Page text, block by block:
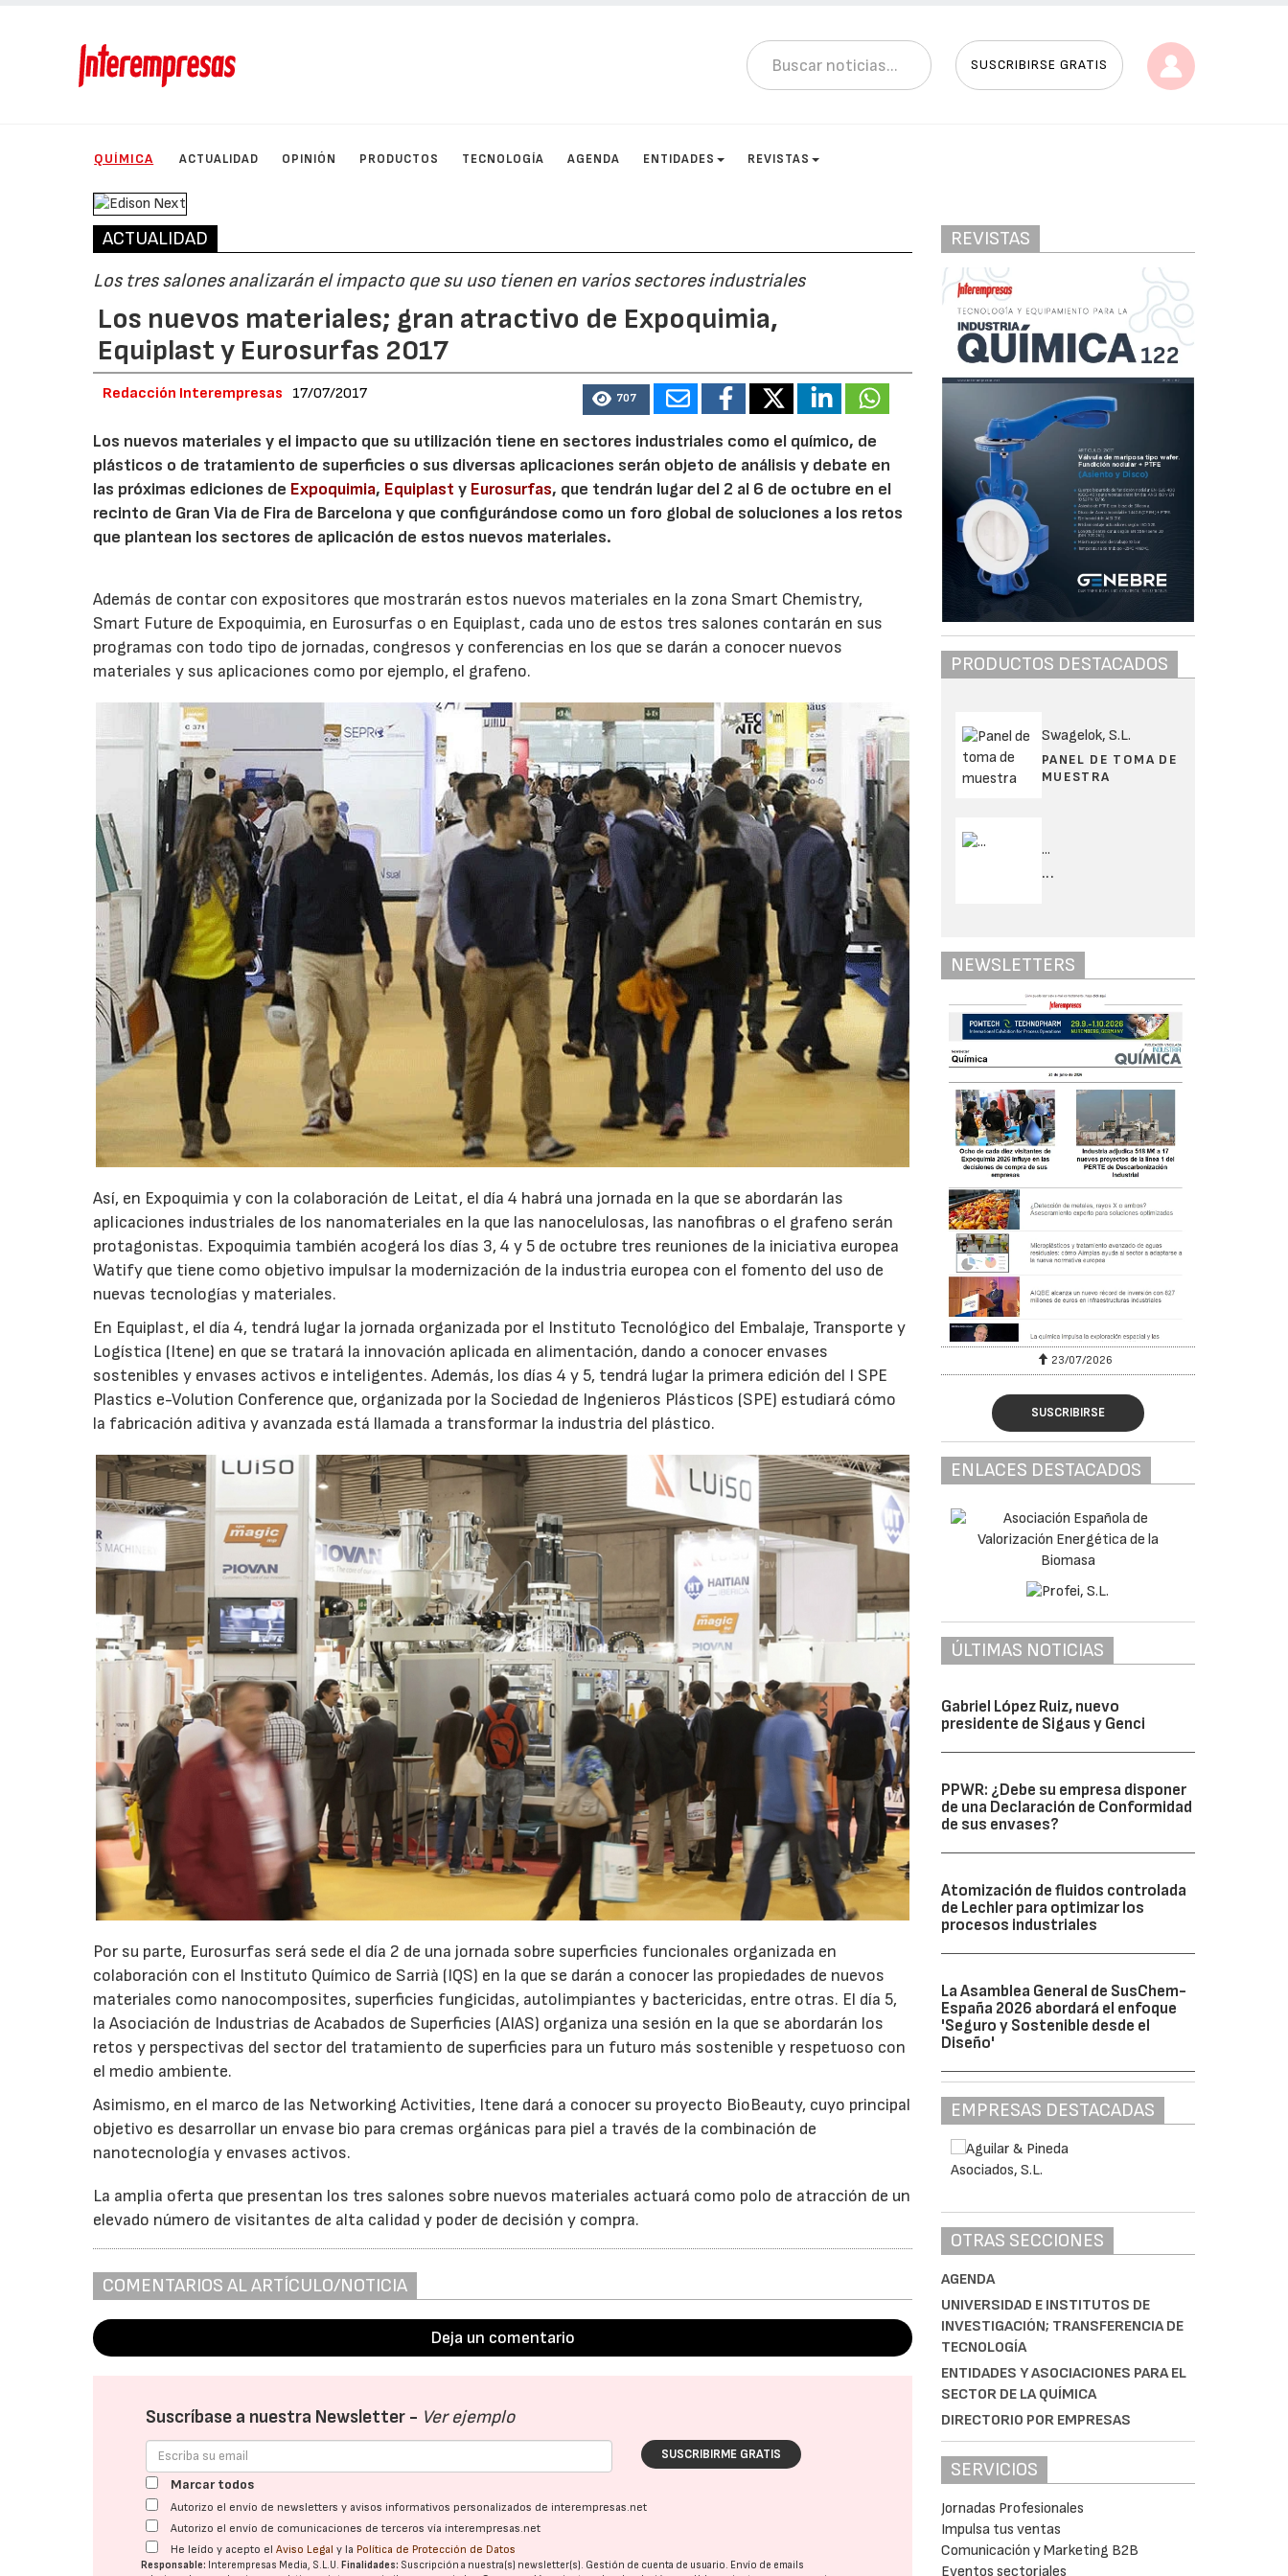
SUSCRIBIRSE GRATIS
QUÍMICA ACTUALIDAD OPINIÓN PRODUCTOS TECNOLOGÍA AGENDA ENTIDADES REVISTAS
ACTUALIDAD
Los tres salones analizarán el impacto que su uso tienen en varios sectores industriales
Los nuevos materiales; gran atractivo de Expoquimia,
Equiplast y Eurosurfas 2017
Redacción Interempresas 17/07/2017 707
Los nuevos materiales y el impacto que su utilización tiene en sectores industriales como el químico, de
plásticos o de tratamiento de superficies o sus diversas aplicaciones serán objeto de análisis y debate en
las próximas ediciones de Expoquimia, Equiplasty Eurosurfas, que tendrán lugar del 2 al 6 de octubre en el
recinto de Gran Via de Fira de Barcelona y que configurándose como un foro global de soluciones a los retos
que plantean los sectores de aplicación de estos nuevos materiales.
Además de contar con expositores que mostrarán estos nuevos materiales en la zona Smart Chemistry,
Smart Future de Expoquimia, en Eurosurfas o en Equiplast, cada uno de estos tres salones contarán en sus
programas con todo tipo de jornadas, congresos y conferencias en los que se darán a conocer nuevos
materiales y sus aplicaciones como por ejemplo, el grafeno.
Así, en Expoquimia y con la colaboración de Leitat, el día 4 habrá una jornada en la que se abordarán las
aplicaciones industriales de los nanomateriales en la que las nanocelulosas, las nanofibras o el grafeno serán
protagonistas. Expoquimia también acogerá los días 3, 4 y 5 de octubre tres reuniones de la iniciativa europea
Watify que tiene como objetivo impulsar la modernización de la industria europea con el fomento del uso de
nuevas tecnologías y materiales.
En Equiplast, el día 4, tendrá lugar la jornada organizada por el Instituto Tecnológico del Embalaje, Transporte y
Logística (Itene) en que se tratará la innovación aplicada en alimentación, dando a conocer envases
sostenibles y envases activos e inteligentes. Además, los días 4 y 5, tendrá lugar la primera edición del I SPE
Plastics e-Volution Conference que, organizada por la Sociedad de Ingenieros Plásticos (SPE) estudiará cómo
la fabricación aditiva y avanzada está llamada a transformar la industria del plástico.
Por su parte, Eurosurfas será sede el día 2 de una jornada sobre superficies funcionales organizada en
colaboración con el Instituto Químico de Sarrià (IQS) en la que se darán a conocer las propiedades de nuevos
materiales como nanocomposites, superficies fungicidas, autolimpiantes y bactericidas, entre otras. El día 5,
la Asociación de Industrias de Acabados de Superficies (AIAS) organiza una sesión en la que se abordarán los
retos y perspectivas del sector del tratamiento de superficies para un futuro más sostenible y respetuoso con
el medio ambiente.
Asimismo, en el marco de las Networking Activities, Itene dará a conocer su proyecto BioBeauty, cuyo principal
objetivo es desarrollar un envase bio para cremas orgánicas para piel a través de la combinación de
nanotecnología y envases activos.
La amplia oferta que presentan los tres salones sobre nuevos materiales actuará como polo de atracción de un
elevado número de visitantes de alta calidad y poder de decisión y compra.
COMENTARIOS AL ARTÍCULO/NOTICIA
Deja un comentario
Suscríbase a nuestra Newsletter - Ver ejemplo
SUSCRIBIRME GRATIS
Marcar todos
Autorizo el envío de newsletters y avisos informativos personalizados de interempresas.net
Autorizo el envío de comunicaciones de terceros vía interempresas.net
He leído y acepto elAviso Legal y la Política de Protección de Datos
Responsable: Interempresas Media, S.L.U.Finalidades: Suscripción a nuestra(s) newsletter(s). Gestión de cuenta de usuario. Envío de emails
REVISTAS
PRODUCTOS DESTACADOS
Swagelok, S.L.
PANEL DE TOMA DE
MUESTRA
...
...
NEWSLETTERS
23/07/2026 30/07/2026 23/07/2026
SUSCRIBIRSE
ENLACES DESTACADOS
ÚLTIMAS NOTICIAS
Gabriel López Ruiz, nuevo
presidente de Sigaus y Genci
PPWR: ¿Debe su empresa disponer
de una Declaración de Conformidad
de sus envases?
Atomización de fluidos controlada
de Lechler para optimizar los
procesos industriales
La Asamblea General de SusChem-
España 2026 abordará el enfoque
'Seguro y Sostenible desde el
Diseño'
EMPRESAS DESTACADAS
OTRAS SECCIONES
AGENDA
UNIVERSIDAD E INSTITUTOS DE
INVESTIGACIÓN; TRANSFERENCIA DE
TECNOLOGÍA
ENTIDADES Y ASOCIACIONES PARA EL
SECTOR DE LA QUÍMICA
DIRECTORIO POR EMPRESAS
SERVICIOS
Jornadas Profesionales
Impulsa tus ventas
Comunicación y Marketing B2B
Eventos sectoriales